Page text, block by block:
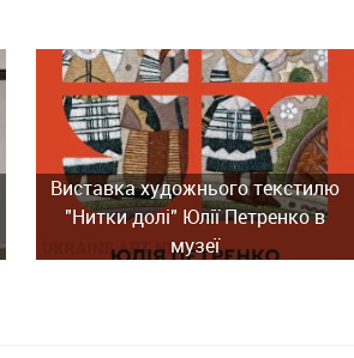
Виставка художнього текстилю
"Нитки долі" Юлії Петренко в
музеї